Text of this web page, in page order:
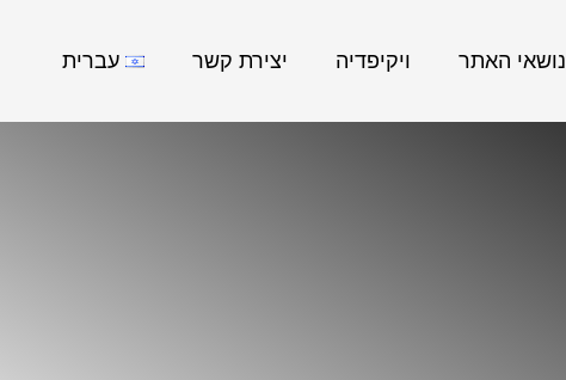
נושאי האתר ויקיפדיה יצירת קשר עברית